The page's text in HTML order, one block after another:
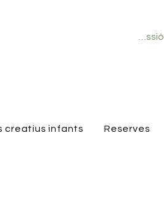
Inicia la sessió
creatius infants Reserves